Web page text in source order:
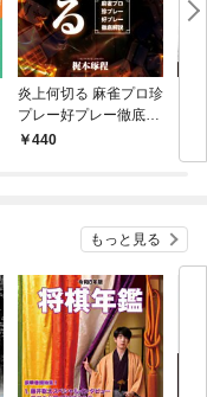
炎上何切る 麻雀プロ珍
プレー好プレー徹底解
説【近代麻雀付録小冊
440
もっと見る